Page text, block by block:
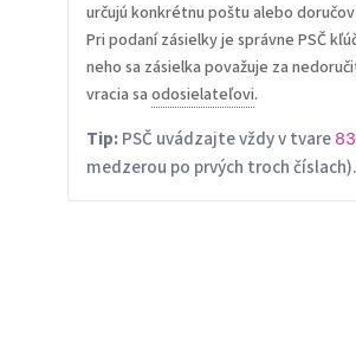
určujú konkrétnu poštu alebo
Pri podaní zásielky je správne PSČ
neho sa zásielka považuje za
vracia sa odosielateľovi.
Tip:PSČ uvádzajte vždy v tvare
medzerou po prvých troch číslach).